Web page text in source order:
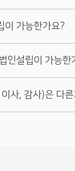
평균 3~7일
평균 7~9일 걸릴 수 있
등기 서류를 영업일
필요합니다.
비용을 절감하기 위
한 명은 등기부에서
보고자로 선임해주세
설립등기를 진행 할
이 가능한가요?
소로 법인을 설립할
인설립이 가능한
사, 감사)은 다